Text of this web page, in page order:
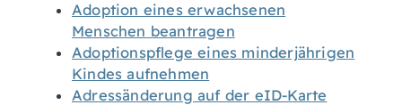
Adoption eines erwachsenen
Menschen beantragen
Adoptionspflege eines minderjährigen
Kindes aufnehmen
Adressänderung auf der eID-Karte